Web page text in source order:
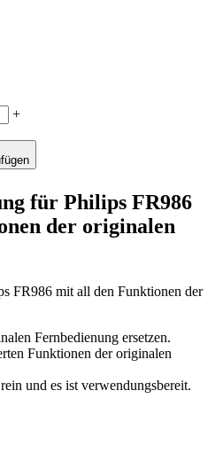
+
für Philips FR986
der originalen
FR986 mit all den Funktionen der
Fernbedienung ersetzen.
Funktionen der originalen
und es ist verwendungsbereit.